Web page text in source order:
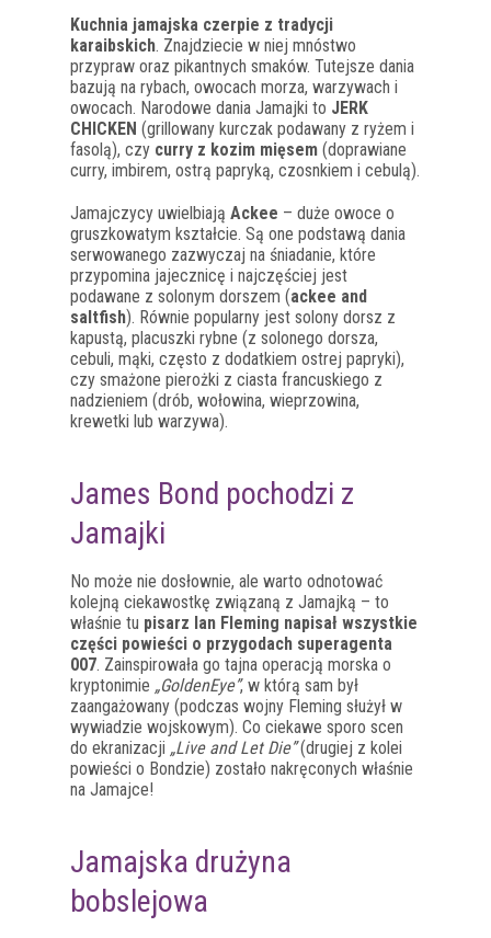
Kuchnia jamajska czerpie z tradycji
karaibskich. Znajdziecie w niej mnóstwo
przypraw oraz pikantnych smaków. Tutejsze dania
bazują na rybach, owocach morza, warzywach i
owocach. Narodowe dania Jamajki to JERK
CHICKEN (grillowany kurczak podawany z ryżem i
fasolą), czy curry z kozim mięsem (doprawiane
curry, imbirem, ostrą papryką, czosnkiem i cebulą).
Jamajczycy uwielbiają Ackee – duże owoce o
gruszkowatym kształcie. Są one podstawą dania
serwowanego zazwyczaj na śniadanie, które
przypomina jajecznicę i najczęściej jest
podawane z solonym dorszem (ackee and
saltfish). Równie popularny jest solony dorsz z
kapustą, placuszki rybne (z solonego dorsza,
cebuli, mąki, często z dodatkiem ostrej papryki),
czy smażone pierożki z ciasta francuskiego z
nadzieniem (drób, wołowina, wieprzowina,
krewetki lub warzywa).
James Bond pochodzi z
Jamajki
No może nie dosłownie, ale warto odnotować
kolejną ciekawostkę związaną z Jamajką – to
właśnie tu pisarz Ian Fleming napisał wszystkie
części powieści o przygodach superagenta
007. Zainspirowała go tajna operacją morska o
kryptonimie „GoldenEye”, w którą sam był
zaangażowany (podczas wojny Fleming służył w
wywiadzie wojskowym). Co ciekawe sporo scen
do ekranizacji „Live and Let Die”(drugiej z kolei
powieści o Bondzie) zostało nakręconych właśnie
na Jamajce!
Jamajska drużyna
bobslejowa